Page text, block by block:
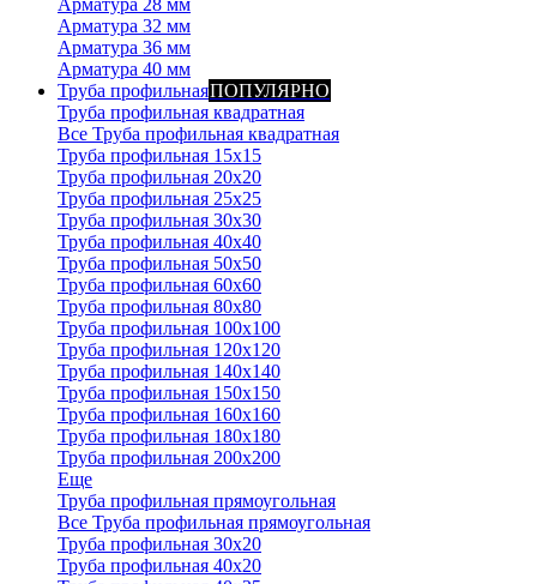
Арматура 28 мм
Арматура 32 мм
Арматура 36 мм
Арматура 40 мм
Труба профильнаяПОПУЛЯРНО
Труба профильная квадратная
Все Труба профильная квадратная
Труба профильная 15х15
Труба профильная 20x20
Труба профильная 25x25
Труба профильная 30x30
Труба профильная 40x40
Труба профильная 50x50
Труба профильная 60x60
Труба профильная 80x80
Труба профильная 100x100
Труба профильная 120x120
Труба профильная 140х140
Труба профильная 150х150
Труба профильная 160х160
Труба профильная 180х180
Труба профильная 200х200
Еще
Труба профильная прямоугольная
Все Труба профильная прямоугольная
Труба профильная 30x20
Труба профильная 40х20